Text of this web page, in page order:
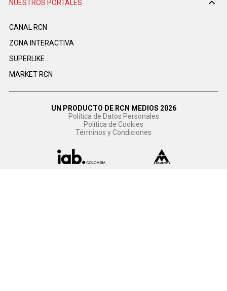
NUESTROS PORTALES
CANAL RCN
ZONA INTERACTIVA
SUPERLIKE
MARKET RCN
UN PRODUCTO DE RCN MEDIOS 2026
Política de Datos Personales
Política de Cookies
Términos y Condiciones